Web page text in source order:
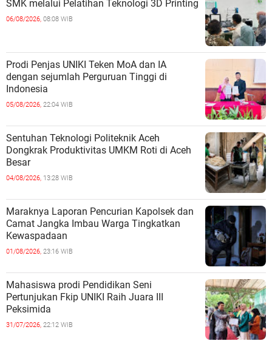
SMK melalui Pelatihan Teknologi 3D Printing
06/08/2026, 08:08 WIB
Prodi Penjas UNIKI Teken MoA dan IA
dengan sejumlah Perguruan Tinggi di
Indonesia
05/08/2026, 22:04 WIB
Sentuhan Teknologi Politeknik Aceh
Dongkrak Produktivitas UMKM Roti di Aceh
Besar
04/08/2026, 13:28 WIB
Maraknya Laporan Pencurian Kapolsek dan
Camat Jangka Imbau Warga Tingkatkan
Kewaspadaan
01/08/2026, 23:16 WIB
Mahasiswa prodi Pendidikan Seni
Pertunjukan Fkip UNIKI Raih Juara III
Peksimida
31/07/2026, 22:12 WIB